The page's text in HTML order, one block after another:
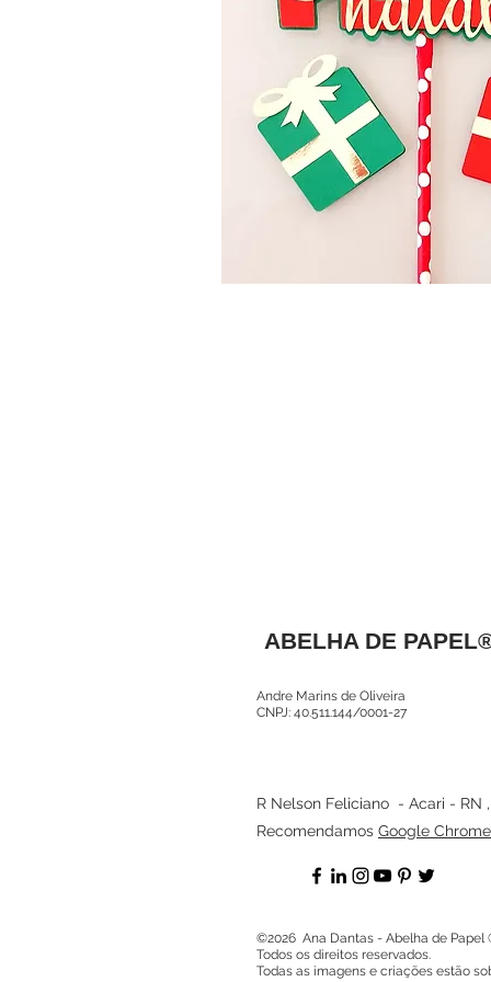
ABELHA DE
Andre Marins de Oliveira
CNPJ: 40.511.144/0001-27
R Nelson Feliciano - Acari - RN
Recomendamos Google Chrome
©2026 Ana Dantas - Abelha de Papel
Todos os direitos reservados.
Todas as imagens e criações estão